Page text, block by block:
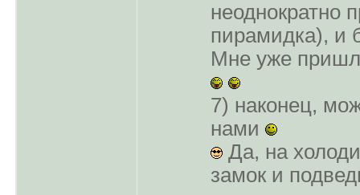
неоднократно
пирамидка), и
Мне уже
7) наконец,
нами
Да, на
замок и